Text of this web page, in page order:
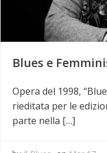
Blues e
Opera del 1998,
rieditata per le
parte nella […]